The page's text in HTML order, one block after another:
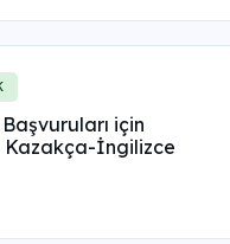
için
Kazakça-İngilizce